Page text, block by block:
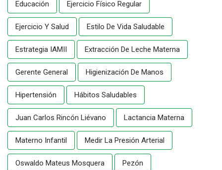
Educación Ejercicio Físico Regular
Ejercicio Y Salud Estilo De Vida Saludable
Estrategia IAMII Extracción De Leche Materna
Gerente General Higienización De Manos
Hipertensión Hábitos Saludables
Juan Carlos Rincón Liévano Lactancia Materna
Materno Infantil Medir La Presión Arterial
Oswaldo Mateus Mosquera Pezón